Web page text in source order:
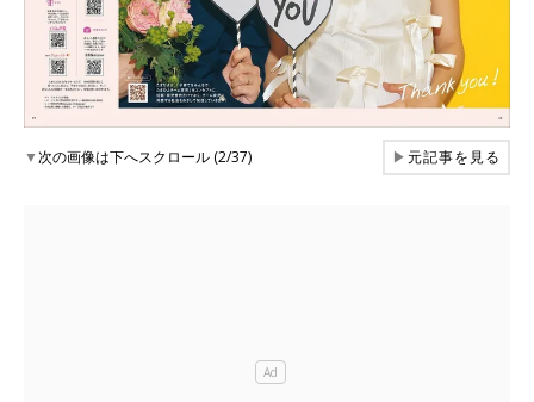
▼次の画像は下へスクロール (2/37) ▶元記事を見る